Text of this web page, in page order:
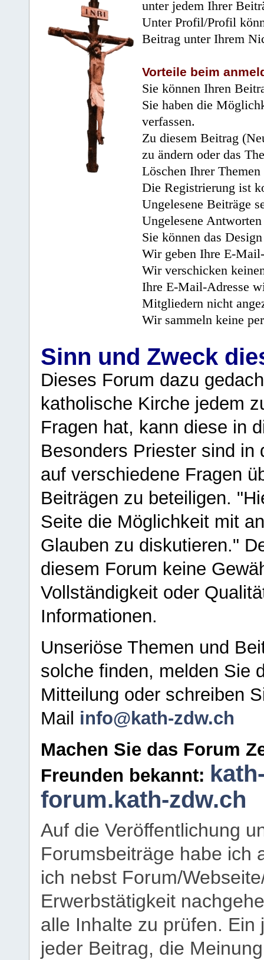
unter jedem Ihrer
Unter Profil/Profil
Beitrag unter Ihrem
Vorteile beim
Sie können Ihren
Sie haben die
verfassen.
Zu diesem Beitrag
zu ändern oder das
Löschen Ihrer
Die Registrierung ist
Ungelesene Beiträge
Ungelesene
Sie können das
Wir geben Ihre E-
Wir verschicken
Ihre E-Mail-Adresse
Mitgliedern nicht
Wir sammeln keine
Sinn und Zweck
Dieses Forum dazu
katholische Kirche jedem
Fragen hat, kann diese in
Besonders Priester sind in
auf verschiedene Fragen
Beiträgen zu beteiligen.
Seite die Möglichkeit mit
Glauben zu diskutieren."
diesem Forum keine
Vollständigkeit oder
Informationen.
Unseriöse Themen und
solche finden, melden Sie
Mitteilung oder schreiben
Mail info@kath-zdw.ch
Machen Sie das Forum
Freunden bekannt:
forum.kath-zdw.ch
Auf die Veröffentlichung
Forumsbeiträge habe ich
ich nebst Forum/
Erwerbstätigkeit
alle Inhalte zu prüfen.
jeder Beitrag, die